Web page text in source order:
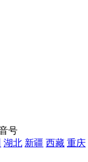
湖北 新疆 西藏 重庆